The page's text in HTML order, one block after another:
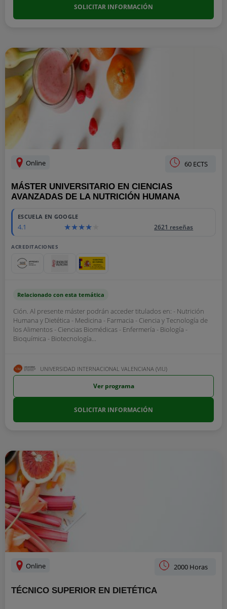
SOLICITAR INFORMACIÓN
Online 60 ECTS
MÁSTER UNIVERSITARIO EN CIENCIAS
AVANZADAS DE LA NUTRICIÓN HUMANA
ESCUELA EN GOOGLE
4.1 2621 reseñas
ACREDITACIONES
Relacionado con esta temática
Ción. Al presente máster podrán acceder titulados en: - Nutrición
Humana y Dietética - Medicina - Farmacia - Ciencia y Tecnología de
los Alimentos - Ciencias Biomédicas - Enfermería - Biología -
Bioquímica - Biotecnología...
UNIVERSIDAD INTERNACIONAL VALENCIANA (VIU)
Ver programa
SOLICITAR INFORMACIÓN
Online 2000 Horas
TÉCNICO SUPERIOR EN DIETÉTICA